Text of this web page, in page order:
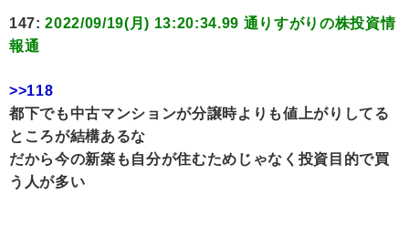
147:2022/09/19(月) 13:20:34.99 通りすがりの株投資情
報通
>>118
都下でも中古マンションが分譲時よりも値上がりしてる
ところが結構あるな
だから今の新築も自分が住むためじゃなく投資目的で買
う人が多い